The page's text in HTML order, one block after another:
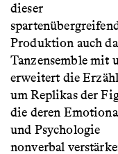
dieser
Produktion auch
Tanzensemble mit
erweitert die
um Replikas der
die deren
und Psychologie
nonverbal